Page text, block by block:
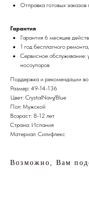
Отправка готовых
Гарантия
Гарантия 6 месяцев
1 год бесплатного
Сервисное обслуживание:
носоупоров
Поддержка и рекомендации
Размер: 49-14-136
Цвет: CrystalNavy/Blue
Пол: Мужской
Возраст: 8-12 лет
Страна: Испания
Материал: Силифлекс
Возможно, Вам